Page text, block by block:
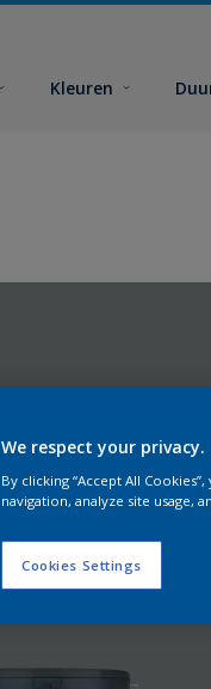
Kleuren
We respect your privacy.
By clicking “Accept All
navigation, analyze site usage,
Cookies Settings